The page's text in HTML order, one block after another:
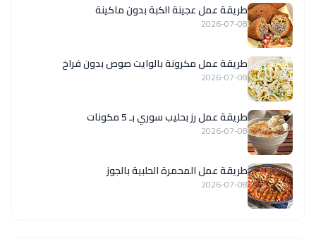
طريقة عمل عجينة الكبة بدون ماكينة
2026-07-08
طريقة عمل مكرونة بالوايت صوص بدون فراخ
2026-07-08
طريقة عمل رز بحليب سوري بـ 5 مكونات
2026-07-08
طريقة عمل المحمرة الحلبية بالجوز
2026-07-08